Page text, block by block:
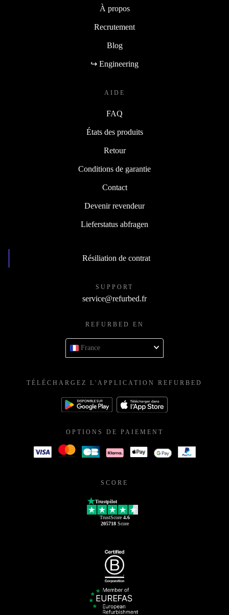
À propos
Recrutement
Blog
↪ Engineering
AIDE
FAQ
États des produits
Retour
Conditions de garantie
Contact
Devenir revendeur
Lieferstatus abfragen
Résiliation de contrat
SUPPORT
service@refurbed.fr
REFURBED EN
France
TÉLÉCHARGEZ L'APPLICATION REFURBED
OPTIONS DE PAIEMENT
SCORE
Trustpilot
TrustScore 4.6
205718Score